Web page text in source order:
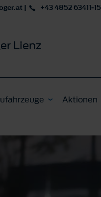
| +43 4852 63411-15
Lienz
Aktionen